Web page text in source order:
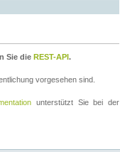
Sie die REST-API.
vorgesehen sind.
unterstützt Sie bei der